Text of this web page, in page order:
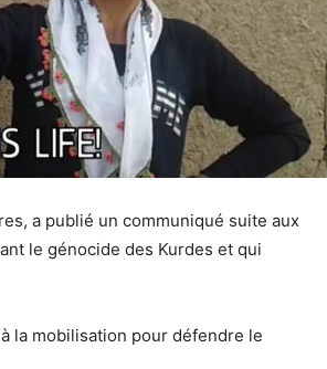
a publié un communiqué suite aux
le génocide des Kurdes et qui
la mobilisation pour défendre le